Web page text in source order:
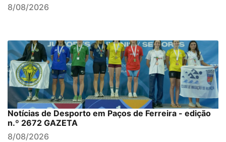
8/08/2026
Notícias de Desporto em Paços de Ferreira - edição
n.º 2672 GAZETA
8/08/2026